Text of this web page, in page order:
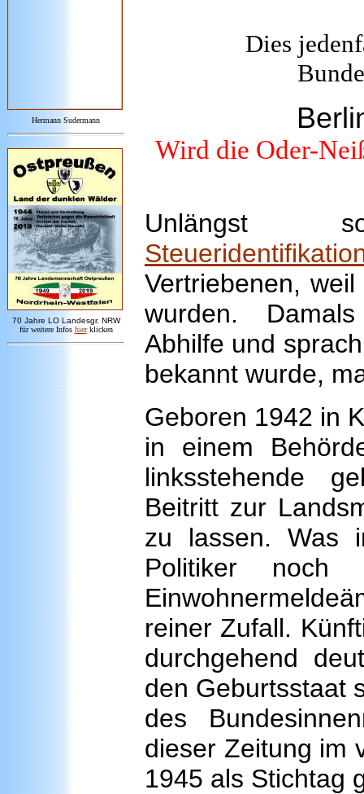
Hermann Sudermann
70 Jahre LO Landesgr. NRW
für weitere Infos hier klicken
Dies
Wird die Oder-
Unlängst
Vertriebenen,
wurden.
Abhilfe und
bekannt wurde,
Geboren 1942 in
in einem
linksstehende
Beitritt zur
zu lassen. Was
Politiker noch
reiner Zufall.
durchgehend
den Geburtsstaat
des
dieser Zeitung im
1945 als Stichtag